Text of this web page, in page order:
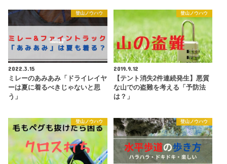
登山ノウハウ
2022.3.15
ミレーのあみあみ「ドライレイヤ
ーは夏に着るべきじゃないと思
う」
登山ノウハウ
2019.9.12
【テント消失2件連続発生】悪質
な山での盗難を考える「予防法
は？」
登山ノウハウ 登山ノウハウ